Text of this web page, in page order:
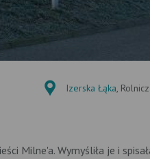
Izerska Łąka,
Milne'a. Wymyśliła je i